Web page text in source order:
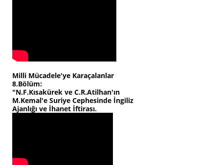
Milli Mücadele'ye Karaçalanlar
8.Bölüm:
"N.F.Kısakürek ve C.R.Atilhan'ın
M.Kemal'e Suriye Cephesinde İngiliz
Ajanlığı ve İhanet İftirası.